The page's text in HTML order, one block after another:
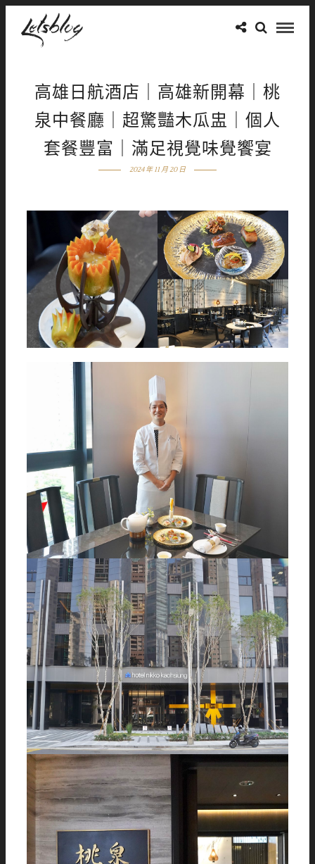
高雄日航酒店｜高雄新開幕｜桃
泉中餐廳｜超驚豔木瓜盅｜個人
套餐豐富｜滿足視覺味覺饗宴
2024 年 11 月 20 日